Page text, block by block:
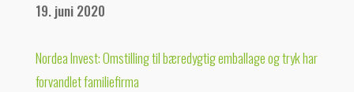
19. juni 2020
Nordea Invest: Omstilling til bæredygtig emballage og tryk har
forvandlet familiefirma